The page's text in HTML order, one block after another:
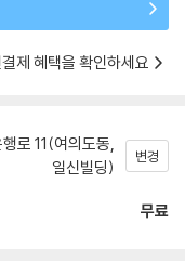
제 혜택을 확인하세요
로 11(여의도동,
일신빌딩)
변경
무료